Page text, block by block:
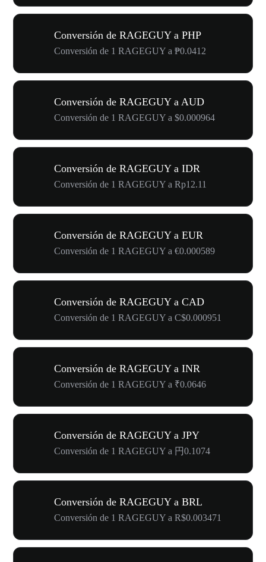
Conversión de RAGEGUY a PHP
Conversión de 1 RAGEGUY a ₱0.0412
Conversión de RAGEGUY a AUD
Conversión de 1 RAGEGUY a $0.000964
Conversión de RAGEGUY a IDR
Conversión de 1 RAGEGUY a Rp12.11
Conversión de RAGEGUY a EUR
Conversión de 1 RAGEGUY a €0.000589
Conversión de RAGEGUY a CAD
Conversión de 1 RAGEGUY a C$0.000951
Conversión de RAGEGUY a INR
Conversión de 1 RAGEGUY a ₹0.0646
Conversión de RAGEGUY a JPY
Conversión de 1 RAGEGUY a 円0.1074
Conversión de RAGEGUY a BRL
Conversión de 1 RAGEGUY a R$0.003471